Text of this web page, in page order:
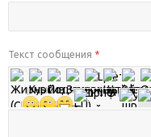
Текст сообщения *